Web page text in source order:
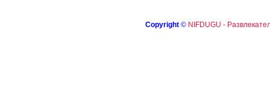
Copyright © NIFDUGU -